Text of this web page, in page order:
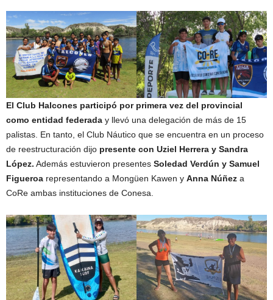
El Club Halcones participó por primera vez del provincial
como entidad federada y llevó una delegación de más de 15
palistas. En tanto, el Club Náutico que se encuentra en un proceso
de reestructuración dijo presente con Uziel Herrera y Sandra
López. Además estuvieron presentes Soledad Verdún y Samuel
Figueroa representando a Mongüen Kawen y Anna Núñez a
CoRe ambas instituciones de Conesa.